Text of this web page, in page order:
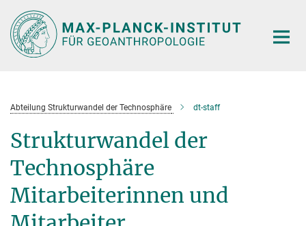
Hauptinhalt
Abteilung Strukturwandel der Technosphäre dt-staff
Strukturwandel der
Technosphäre
Mitarbeiterinnen und